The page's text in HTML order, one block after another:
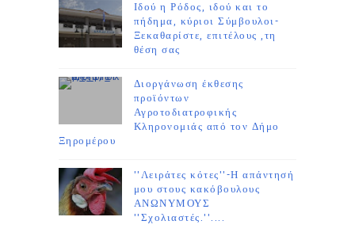
Ιδού η Ρόδος, ιδού και το
πήδημα, κύριοι Σύμβουλοι-
Ξεκαθαρίστε, επιτέλους ,τη
θέση σας
Διοργάνωση έκθεσης
προϊόντων
Αγροτοδιατροφικής
Κληρονομιάς από τον Δήμο
Ξηρομέρου
''Λειράτες κότες''-Η απάντησή
μου στους κακόβουλους
ΑΝΩΝΥΜΟΥΣ
''Σχολιαστές.''....